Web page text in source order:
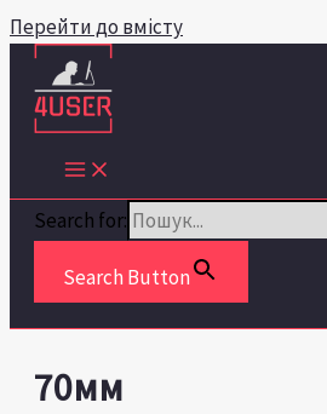
Перейти до вмісту
Search for:
Search Button
70мм